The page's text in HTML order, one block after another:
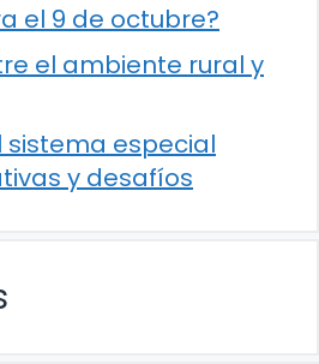
el 9 de octubre?
el ambiente rural y
sistema especial
y desafíos